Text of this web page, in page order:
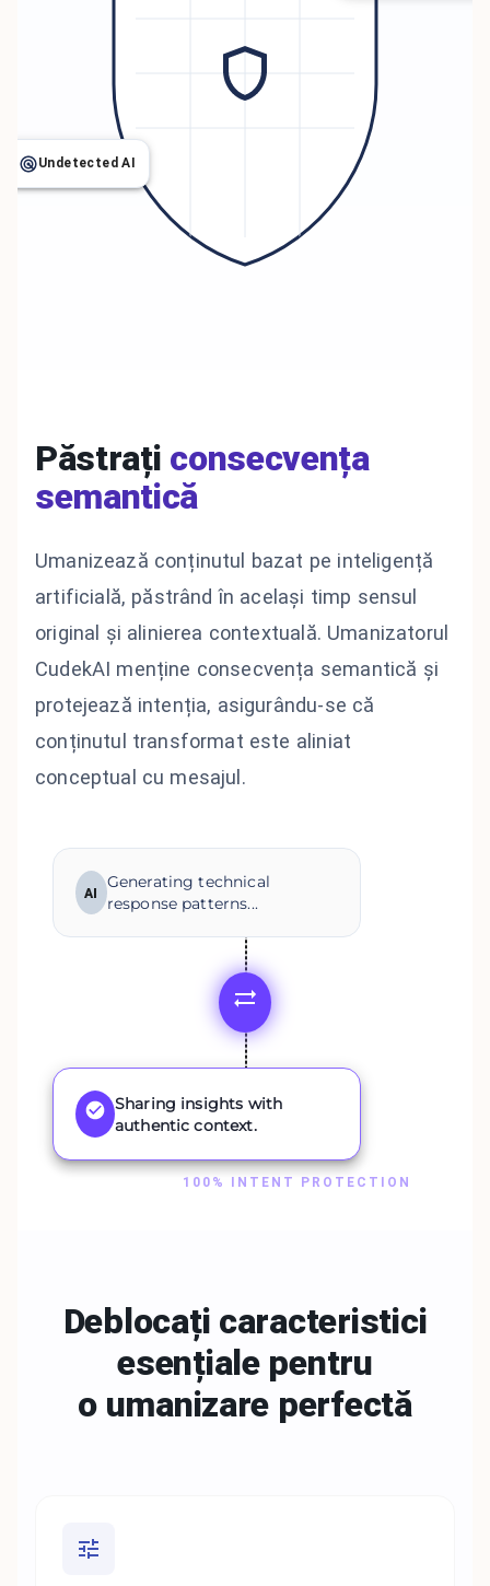
Undetected AI
Păstrați consecvența
semantică
Umanizează conținutul bazat pe inteligență
artificială, păstrând în același timp sensul
original și alinierea contextuală. Umanizatorul
CudekAI menține consecvența semantică și
protejează intenția, asigurându-se că
conținutul transformat este aliniat
conceptual cu mesajul.
AI
Generating technical
response patterns...
Sharing insights with
authentic context.
100% INTENT PROTECTION
Deblocați caracteristici
esențiale pentru
o umanizare perfectă